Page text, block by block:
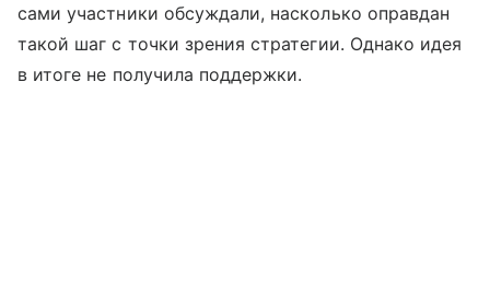
сами участники обсуждали, насколько оправдан
такой шаг с точки зрения стратегии. Однако идея
в итоге не получила поддержки.